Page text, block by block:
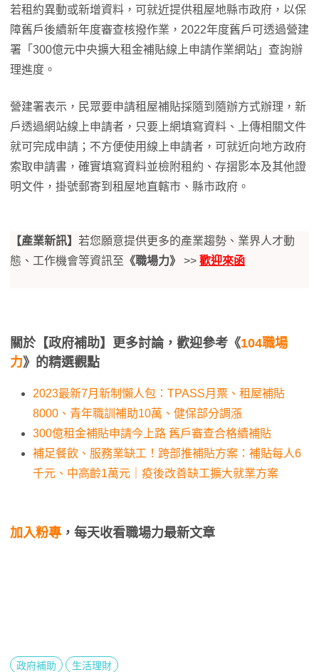
若租約異動或新增資料，可就近提供租屋地縣市政府，以保
障舊戶後續新年度審查核撥作業，2022年度舊戶可透過營建
署「300億元中央擴大租金補貼線上申請作業網站」查詢辦
理進度。
營建署表示，民眾要申請租屋補貼採隨到隨辦方式辦理，新
戶透過網站線上申請者，只要上網填寫資料、上傳相關文件
就可完成申請；不方便使用線上申請者，可就近向地方政府
索取申請書，確實填寫資料並檢附租約、存摺影本及其他證
明文件，掛號郵寄到租屋地直轄市、縣市政府。
【產業新訊】 若您願意提供更多的產業趨勢、業界人才動
態、工作機會等資訊至 《職場力》 >> 歡迎來函
關於【政府補助】更多討論，歡迎參考《104職場
力》的精選觀點
2023最新7月新制懶人包：TPASS月票、租屋補貼
8000、青年職訓補助10萬、健保部分調漲
300億租金補貼申請今上路 舊戶審查合格續補貼
補足餐飲、服務業缺工！跨部推補貼方案：補貼每人6
千元、中高齡1萬元｜疫後改善缺工擴大就業方案
加入粉專 ，每天收看職場力最新文章
政府補助 生活理財